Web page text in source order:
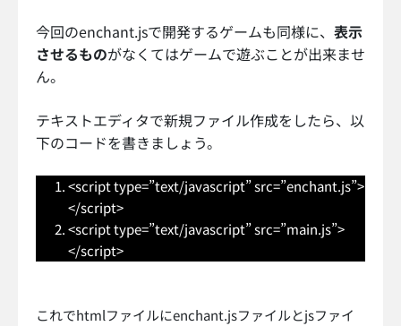
今回のenchant.jsで開発するゲームも同様に、 表示
させるものがなくてはゲームで遊ぶことが出来ませ
ん。
テキストエディタで新規ファイル作成をしたら、以
下のコードを書きましょう。
<script type=”text/javascript” src=”enchant.js”>
</script>
<script type=”text/javascript” src=”main.js”>
</script>
これでhtmlファイルにenchant.jsファイルとjsファイ